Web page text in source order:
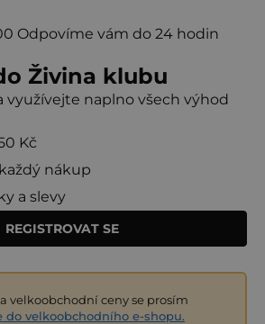
Odpovíme vám do 24 hodin
Živina klubu
využívejte naplno všech výhod
Kč
nákup
a slevy
REGISTROVAT SE
velkoobchodní ceny se prosím
do velkoobchodního e-shopu.